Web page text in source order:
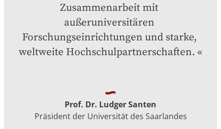
Zusammenarbeit mit
außeruniversitären
Forschungseinrichtungen und starke,
weltweite Hochschulpartnerschaften.
Prof. Dr. Ludger Santen
Präsident der Universität des Saarlandes